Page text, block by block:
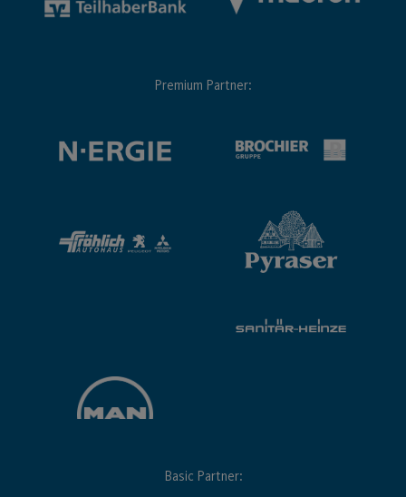
Premium Partner:
Basic Partner: